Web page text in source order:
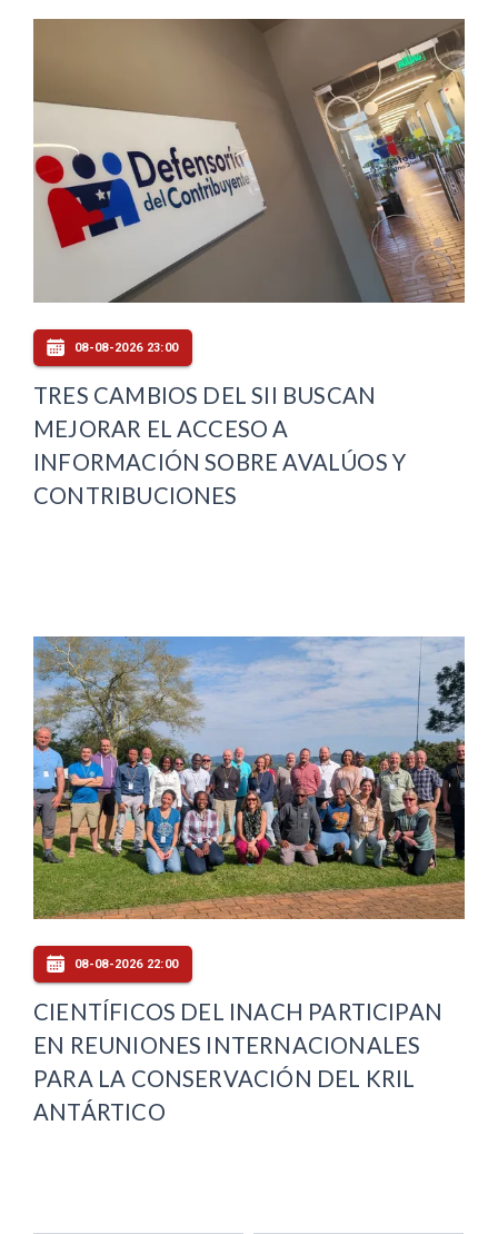
08-08-2026 23:00
TRES CAMBIOS DEL SII BUSCAN
MEJORAR EL ACCESO A
INFORMACIÓN SOBRE AVALÚOS Y
CONTRIBUCIONES
08-08-2026 22:00
CIENTÍFICOS DEL INACH PARTICIPAN
EN REUNIONES INTERNACIONALES
PARA LA CONSERVACIÓN DEL KRIL
ANTÁRTICO